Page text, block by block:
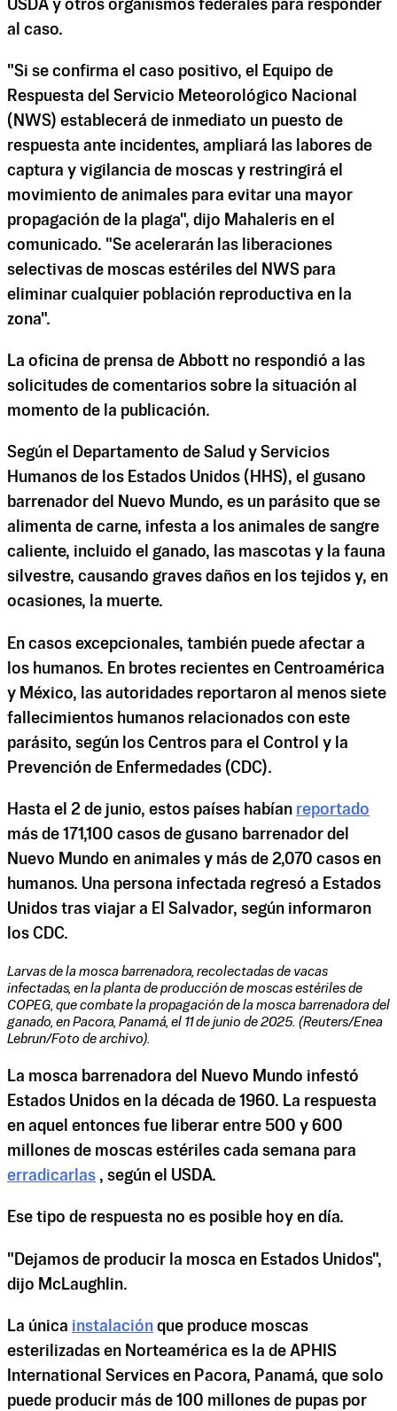
USDA y otros organismos federales para responder
al caso.
"Si se confirma el caso positivo, el Equipo de
Respuesta del Servicio Meteorológico Nacional
(NWS) establecerá de inmediato un puesto de
respuesta ante incidentes, ampliará las labores de
captura y vigilancia de moscas y restringirá el
movimiento de animales para evitar una mayor
propagación de la plaga", dijo Mahaleris en el
comunicado. "Se acelerarán las liberaciones
selectivas de moscas estériles del NWS para
eliminar cualquier población reproductiva en la
zona".
La oficina de prensa de Abbott no respondió a las
solicitudes de comentarios sobre la situación al
momento de la publicación.
Según el Departamento de Salud y Servicios
Humanos de los Estados Unidos (HHS), el gusano
barrenador del Nuevo Mundo, es un parásito que se
alimenta de carne, infesta a los animales de sangre
caliente, incluido el ganado, las mascotas y la fauna
silvestre, causando graves daños en los tejidos y, en
ocasiones, la muerte.
En casos excepcionales, también puede afectar a
los humanos. En brotes recientes en Centroamérica
y México, las autoridades reportaron al menos siete
fallecimientos humanos relacionados con este
parásito, según los Centros para el Control y la
Prevención de Enfermedades (CDC).
Hasta el 2 de junio, estos países habían reportado
más de 171,100 casos de gusano barrenador del
Nuevo Mundo en animales y más de 2,070 casos en
humanos. Una persona infectada regresó a Estados
Unidos tras viajar a El Salvador, según informaron
los CDC.
Larvas de la mosca barrenadora, recolectadas de vacas
infectadas, en la planta de producción de moscas estériles de
COPEG, que combate la propagación de la mosca barrenadora del
ganado, en Pacora, Panamá, el 11 de junio de 2025. (Reuters/Enea
Lebrun/Foto de archivo).
La mosca barrenadora del Nuevo Mundo infestó
Estados Unidos en la década de 1960. La respuesta
en aquel entonces fue liberar entre 500 y 600
millones de moscas estériles cada semana para
erradicarlas , según el USDA.
Ese tipo de respuesta no es posible hoy en día.
"Dejamos de producir la mosca en Estados Unidos",
dijo McLaughlin.
La única instalación que produce moscas
esterilizadas en Norteamérica es la de APHIS
International Services en Pacora, Panamá, que solo
puede producir más de 100 millones de pupas por